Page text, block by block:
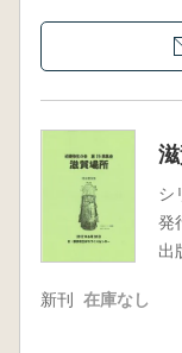
シ
発
出
新刊 在庫なし